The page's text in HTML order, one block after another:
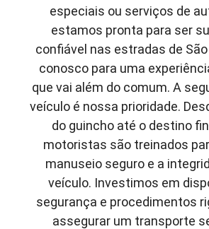
especiais ou serviços de
estamos pronta para ser
confiável nas estradas de
conosco para uma
que vai além do comum. A
veículo é nossa prioridade.
do guincho até o destino
motoristas são treinados
manuseio seguro e a
veículo. Investimos em
segurança e procedimentos
assegurar um transporte